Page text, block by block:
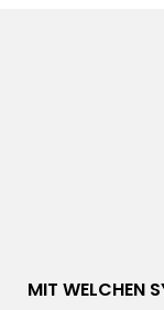
MIT WELCHEN